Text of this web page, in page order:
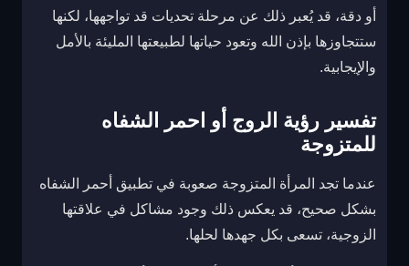
أو دقة، قد يُعبر ذلك عن مرحلة تحديات قد تواجهها، لكنها
ستتجاوزها بإذن الله وتعود حياتها لطبيعتها المليئة بالأمل
والإيجابية.
تفسير رؤية الروج أو احمر الشفاه
للمتزوجة
عندما تجد المرأة المتزوجة صعوبة في تطبيق أحمر الشفاه
بشكل صحيح، قد يعكس ذلك وجود مشاكل في علاقتها
الزوجية، تسعى بكل جهدها لحلها.